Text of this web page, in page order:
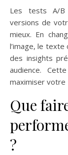
Les tests A/B
versions de
mieux. En
l’image, le texte
des insights
audience.
maximiser votre
Que
?